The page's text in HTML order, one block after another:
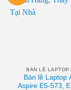
BẢN LỀ LAPTOP
Bản lề Laptop
Aspire E5-573,